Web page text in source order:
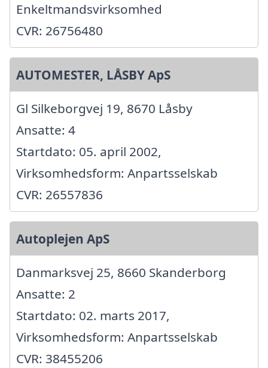
Enkeltmandsvirksomhed
CVR: 26756480
AUTOMESTER, LÅSBY ApS
Gl Silkeborgvej 19, 8670 Låsby
Ansatte: 4
Startdato: 05. april 2002,
Virksomhedsform: Anpartsselskab
CVR: 26557836
Autoplejen ApS
Danmarksvej 25, 8660 Skanderborg
Ansatte: 2
Startdato: 02. marts 2017,
Virksomhedsform: Anpartsselskab
CVR: 38455206